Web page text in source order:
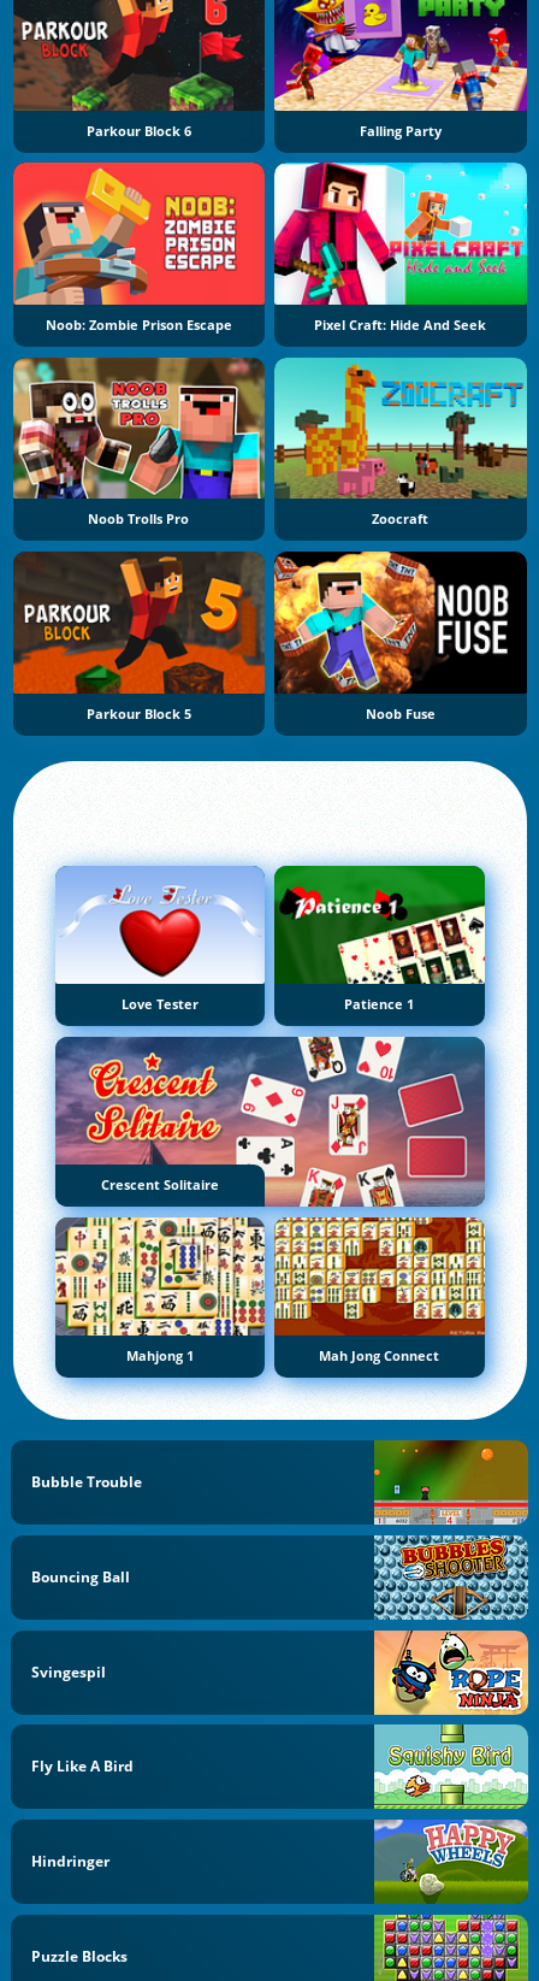
Parkour Block 6 Falling Party
Noob: Zombie Prison Escape Pixel Craft: Hide And Seek
Noob Trolls Pro Zoocraft
Parkour Block 5 Noob Fuse
Love Tester Patience 1
Crescent Solitaire
Mahjong 1 Mah Jong Connect
Bubble Trouble
Bouncing Ball
Svingespil
Fly Like A Bird
Hindringer
Puzzle Blocks